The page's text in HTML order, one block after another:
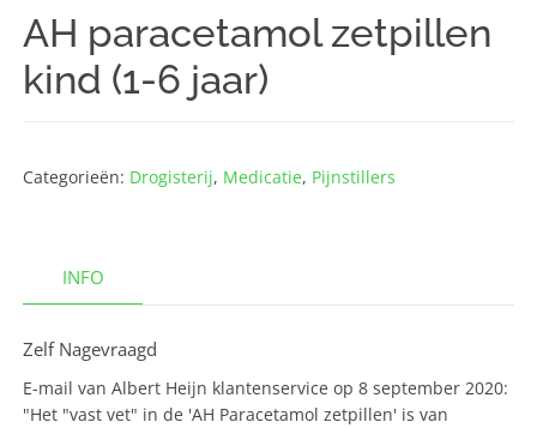
AH paracetamol zetpillen
kind (1-6 jaar)
Categorieën: Drogisterij, Medicatie, Pijnstillers
INFO
Zelf Nagevraagd
E-mail van Albert Heijn klantenservice op 8 september 2020:
"Het "vast vet" in de 'AH Paracetamol zetpillen' is van